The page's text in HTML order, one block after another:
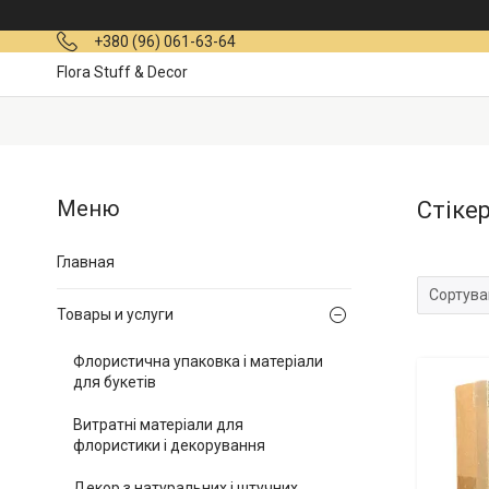
+380 (96) 061-63-64
Flora Stuff & Decor
Главная
Товары и услуги
Флористична упаковка і матеріали
для букетів
Витратні матеріали для
флористики і декорування